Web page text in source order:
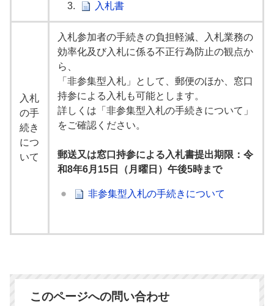
3.
入札書
入札
の手
続き
につ
いて
入札参加者の手続きの負担軽減、入札業務の
効率化及び入札に係る不正行為防止の観点か
ら、
「非参集型入札」として、郵便のほか、窓口
持参による入札も可能とします。
詳しくは「非参集型入札の手続きについて」
をご確認ください。
郵送又は窓口持参による入札書提出期限：令
和8年6月15日（月曜日）午後5時まで
非参集型入札の手続きについて
このページへの問い合わせ